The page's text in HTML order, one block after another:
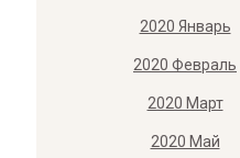
2020 Январь
2020 Февраль
2020 Март
2020 Май